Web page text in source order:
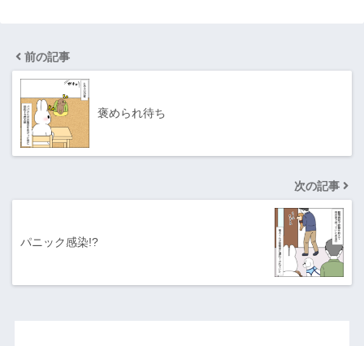
前の記事
褒められ待ち
次の記事
パニック感染!?